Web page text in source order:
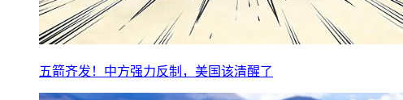
五箭齐发！中方强力反制，美国该清醒了